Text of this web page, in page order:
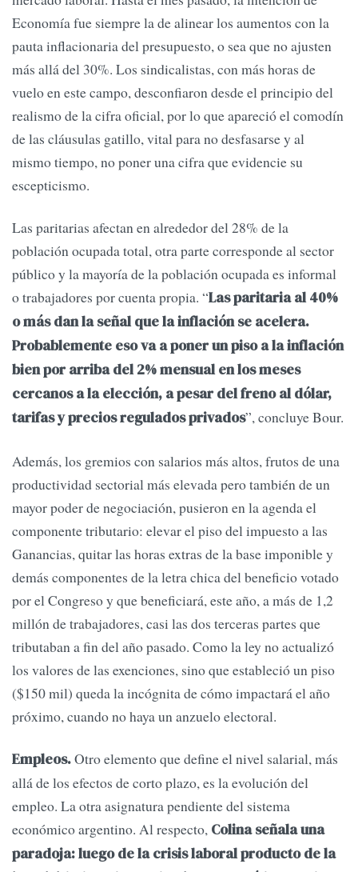
Economía fue siempre la de alinear los aumentos con la
pauta inflacionaria del presupuesto, o sea que no ajusten
más allá del 30%. Los sindicalistas, con más horas de
vuelo en este campo, desconfiaron desde el principio del
realismo de la cifra oficial, por lo que apareció el comodín
de las cláusulas gatillo, vital para no desfasarse y al
mismo tiempo, no poner una cifra que evidencie su
escepticismo.
Las paritarias afectan en alrededor del 28% de la
población ocupada total, otra parte corresponde al sector
público y la mayoría de la población ocupada es informal
o trabajadores por cuenta propia. “Las paritaria al 40%
o más dan la señal que la inflación se acelera.
Probablemente eso va a poner un piso a la inflación
bien por arriba del 2% mensual en los meses
cercanos a la elección, a pesar del freno al dólar,
tarifas y precios regulados privados”, concluye Bour.
Además, los gremios con salarios más altos, frutos de una
productividad sectorial más elevada pero también de un
mayor poder de negociación, pusieron en la agenda el
componente tributario: elevar el piso del impuesto a las
Ganancias, quitar las horas extras de la base imponible y
demás componentes de la letra chica del beneficio votado
por el Congreso y que beneficiará, este año, a más de 1,2
millón de trabajadores, casi las dos terceras partes que
tributaban a fin del año pasado. Como la ley no actualizó
los valores de las exenciones, sino que estableció un piso
($150 mil) queda la incógnita de cómo impactará el año
próximo, cuando no haya un anzuelo electoral.
Empleos.Otro elemento que define el nivel salarial, más
allá de los efectos de corto plazo, es la evolución del
empleo. La otra asignatura pendiente del sistema
económico argentino. Al respecto, Colina señala una
paradoja: luego de la crisis laboral producto de la